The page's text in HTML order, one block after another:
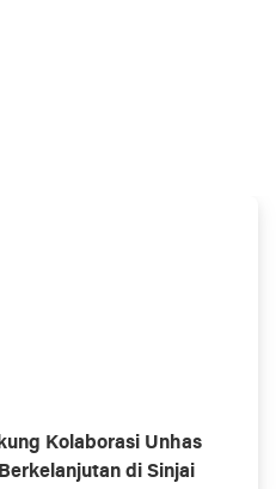
Kolaborasi Unhas
di Sinjai